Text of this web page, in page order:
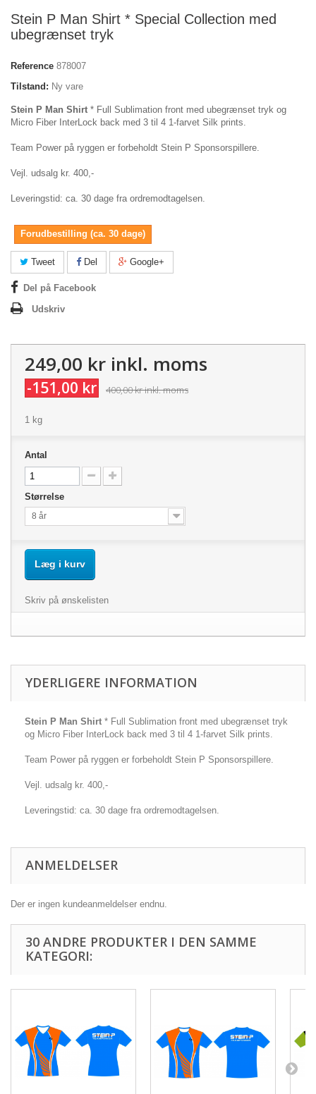
Stein P Man Shirt * Special Collection med
ubegrænset tryk
Reference 878007
Tilstand: Ny vare
Stein P Man Shirt * Full Sublimation front med ubegrænset tryk og
Micro Fiber InterLock back med 3 til 4 1-farvet Silk prints.
Team Power på ryggen er forbeholdt Stein P Sponsorspillere.
Vejl. udsalg kr. 400,-
Leveringstid: ca. 30 dage fra ordremodtagelsen.
Forudbestilling (ca. 30 dage)
Tweet Del Google+
Del på Facebook
Udskriv
249,00 kr inkl. moms
-151,00 kr 400,00 krinkl. moms
1 kg
Antal
Størrelse
8 år
Læg i kurv
Skriv på ønskelisten
YDERLIGERE INFORMATION
Stein P Man Shirt * Full Sublimation front med ubegrænset tryk
og Micro Fiber InterLock back med 3 til 4 1-farvet Silk prints.
Team Power på ryggen er forbeholdt Stein P Sponsorspillere.
Vejl. udsalg kr. 400,-
Leveringstid: ca. 30 dage fra ordremodtagelsen.
ANMELDELSER
Der er ingen kundeanmeldelser endnu.
30 ANDRE PRODUKTER I DEN SAMME
KATEGORI: